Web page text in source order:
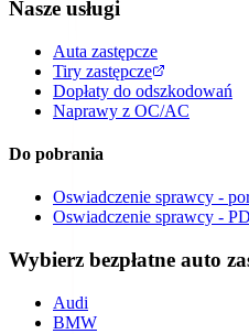
Nasze usługi
Auta zastępcze
Tiry zastępcze
Dopłaty do odszkodowań
Naprawy z OC/AC
Do pobrania
Oswiadczenie sprawcy -
Oswiadczenie sprawcy -
Wybierz bezpłatne auto
Audi
BMW